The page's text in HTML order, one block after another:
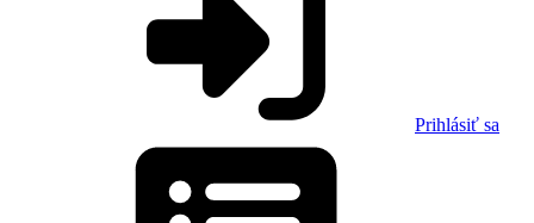
Prihlásiť sa